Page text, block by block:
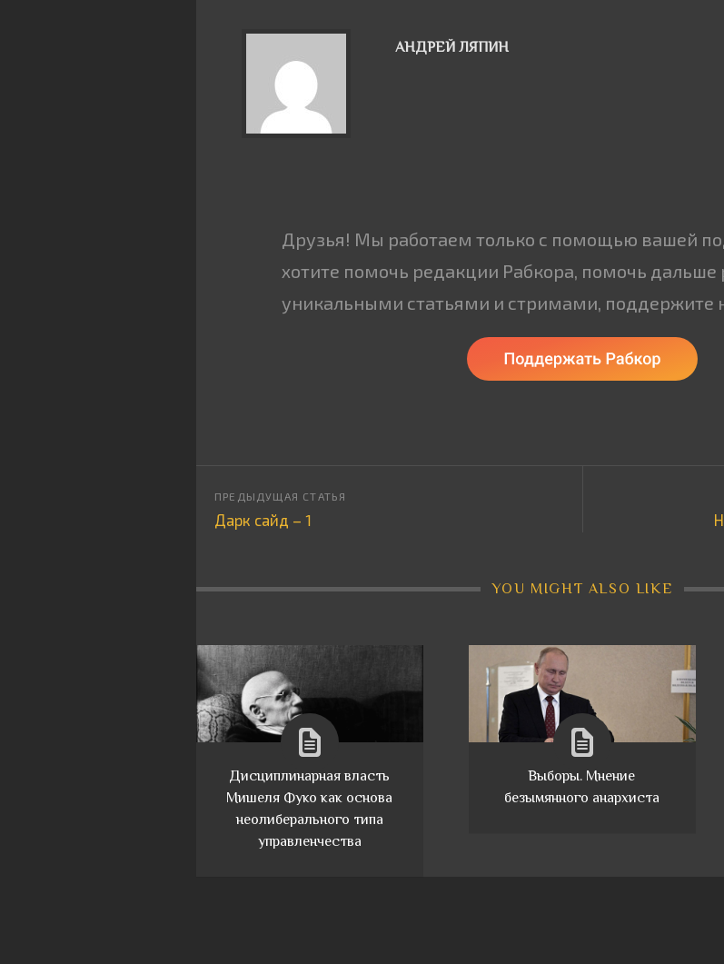
АНДРЕЙ ЛЯПИН
Друзья! Мы работаем только с помощью вашей
хотите помочь редакции Рабкора, помочь дальше
уникальными статьями и стримами, поддержите
Дарк сайд – 1
YOU MIGHT ALSO LIKE
Дисциплинарная власть
Мишеля Фуко как основа
неолиберального типа
управленчества
Выборы. Мнение
безымянного анархиста